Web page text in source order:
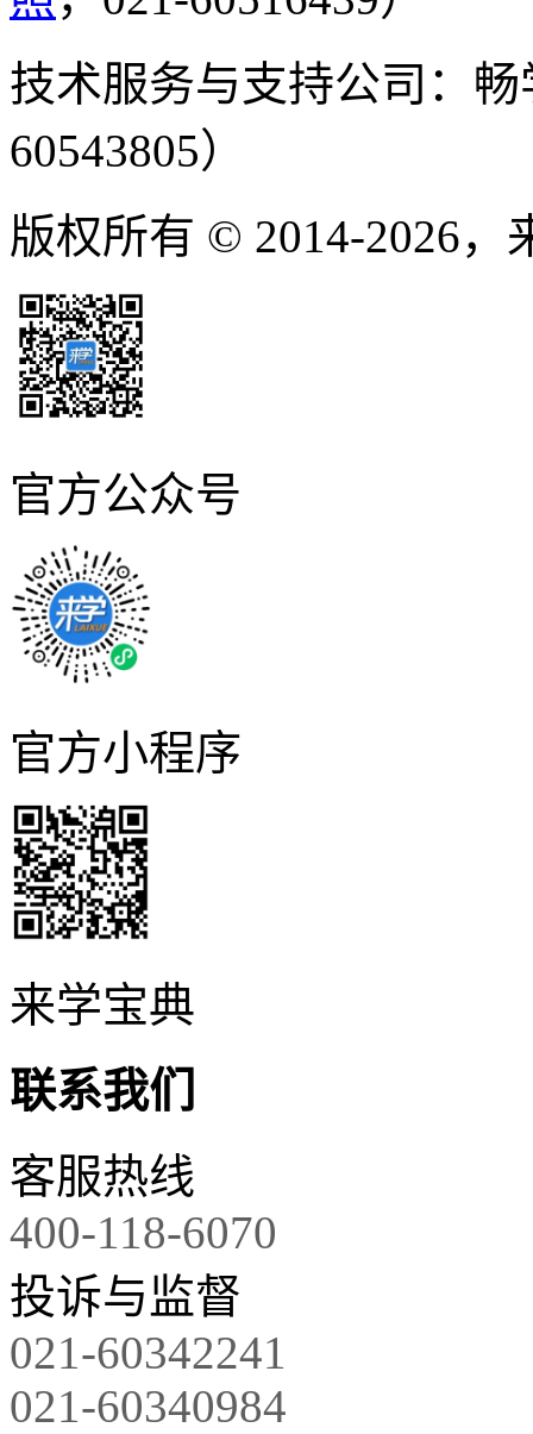
技术服务与支持公司：
60543805）
版权所有 © 2014-2026，
官方公众号
官方小程序
来学宝典
联系我们
客服热线
400-118-6070
投诉与监督
021-60342241
021-60340984